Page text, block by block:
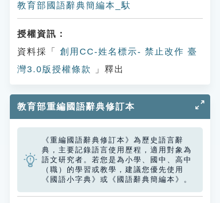
教育部國語辭典簡編本_馱
授權資訊：
資料採「
創用CC-姓名標示- 禁止改作 臺
灣3.0版授權條款
」釋出
教育部重編國語辭典修訂本
《重編國語辭典修訂本》為歷史語言辭
典，主要記錄語言使用歷程，適用對象為
語文研究者。若您是為小學、國中、高中
（職）的學習或教學，建議您優先使用
《國語小字典》或《國語辭典簡編本》。